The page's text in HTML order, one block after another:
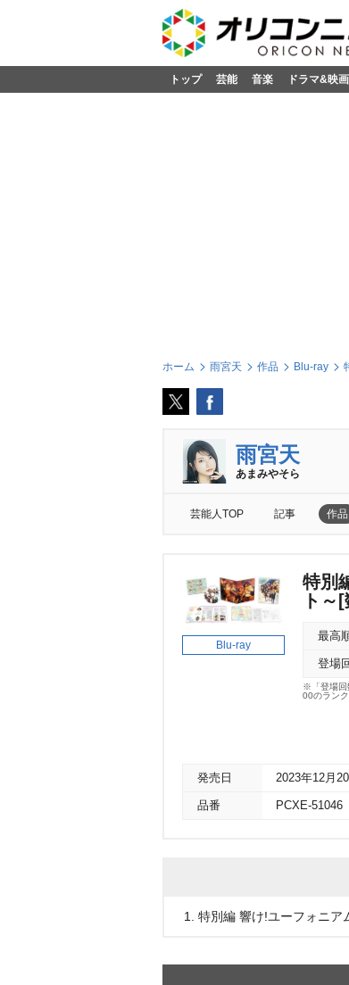
トップ 芸能 音楽 ドラマ&映画
ホーム 雨宮天 作品 Blu-ray
雨宮天
あまみやそら
芸能人TOP 記事 作品
Blu-ray
特別
ト
最高
登場
※「登場回
00のラン
発売日 2023年12月20
品番 PCXE-51046
1. 特別編 響け!ユーフォニア